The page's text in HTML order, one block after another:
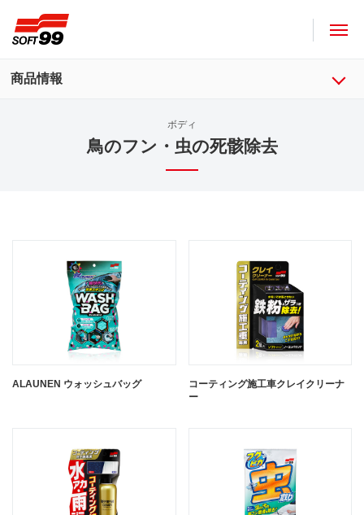
商品情報
ボディ
鳥のフン・虫の死骸除去
ALAUNEN ウォッシュバッグ
コーティング施工車クレイクリーナ
ー